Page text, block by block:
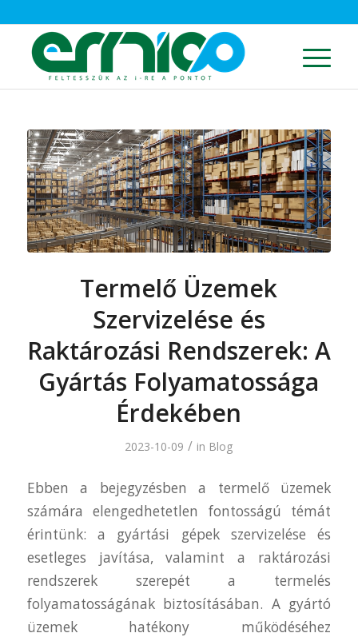
Termelő Üzemek
Szervizelése és
Raktározási Rendszerek: A
Gyártás Folyamatossága
Érdekében
2023-10-09 / in Blog
Ebben a bejegyzésben a termelő üzemek
számára elengedhetetlen fontosságú témát
érintünk: a gyártási gépek szervizelése és
esetleges javítása, valamint a raktározási
rendszerek szerepét a termelés
folyamatosságának biztosításában. A gyártó
üzemek hatékony működéséhez